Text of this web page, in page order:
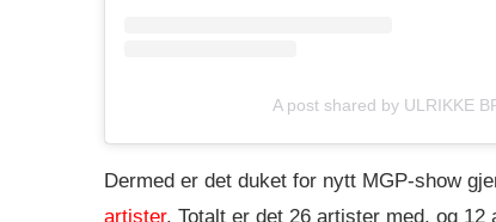
A post shared by ULRIKKE
Dermed er det duket for nytt MGP-show
artister. Totalt er det 26 artister med, og